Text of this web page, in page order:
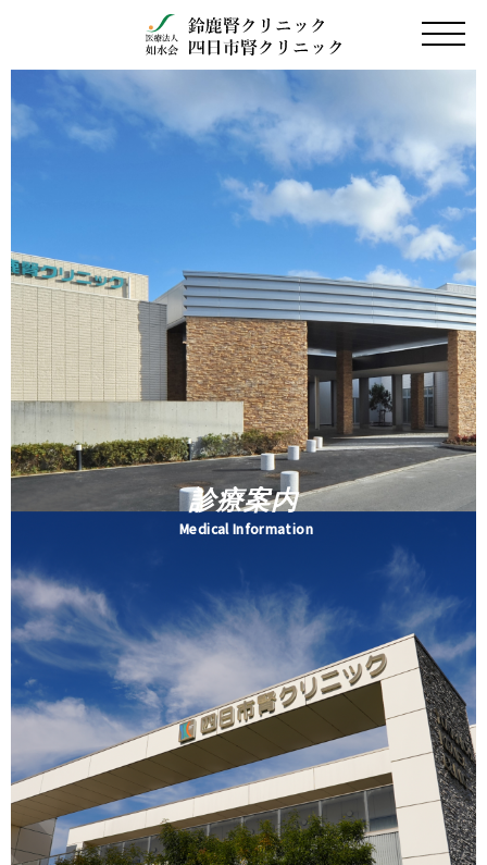
診療案内
Medical Information